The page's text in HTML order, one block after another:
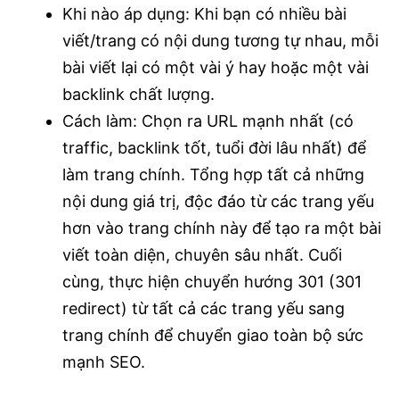
Khi nào áp dụng: Khi bạn có nhiều bài
viết/trang có nội dung tương tự nhau, mỗi
bài viết lại có một vài ý hay hoặc một vài
backlink chất lượng.
Cách làm: Chọn ra URL mạnh nhất (có
traffic, backlink tốt, tuổi đời lâu nhất) để
làm trang chính. Tổng hợp tất cả những
nội dung giá trị, độc đáo từ các trang yếu
hơn vào trang chính này để tạo ra một bài
viết toàn diện, chuyên sâu nhất. Cuối
cùng, thực hiện chuyển hướng 301 (301
redirect) từ tất cả các trang yếu sang
trang chính để chuyển giao toàn bộ sức
mạnh SEO.